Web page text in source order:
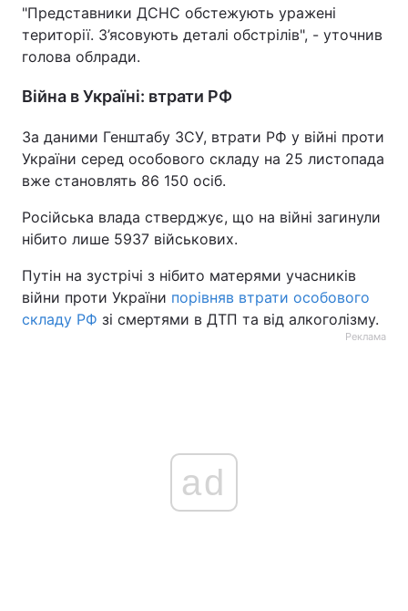
"Представники ДСНС обстежують уражені
території. З’ясовують деталі обстрілів", - уточнив
голова облради.
Війна в Україні: втрати РФ
За даними Генштабу ЗСУ, втрати РФ у війні проти
України серед особового складу на 25 листопада
вже становлять 86 150 осіб.
Російська влада стверджує, що на війні загинули
нібито лише 5937 військових.
Путін на зустрічі з нібито матерями учасників
війни проти України порівняв втрати особового
складу РФ зі смертями в ДТП та від алкоголізму.
Реклама
ad